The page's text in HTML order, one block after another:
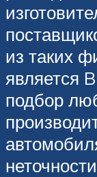
из таких
является
подбор